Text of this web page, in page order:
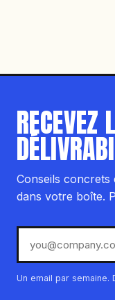
RECEVEZ
Conseils concrets
dans votre boîte.
Un email par semaine.